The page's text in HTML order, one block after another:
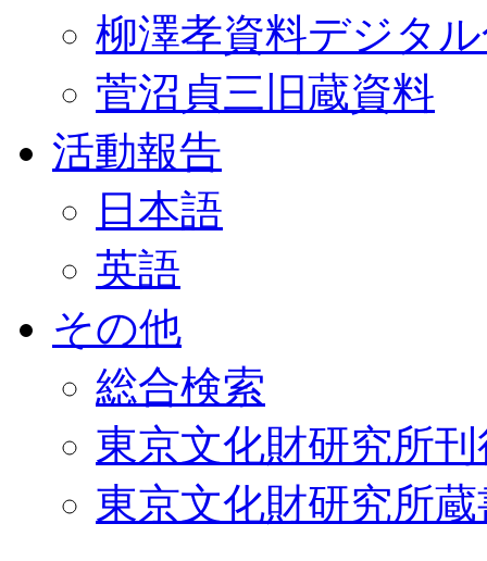
柳澤孝資料デジタ
菅沼貞三旧蔵資料
活動報告
日本語
英語
その他
総合検索
東京文化財研究所
東京文化財研究所